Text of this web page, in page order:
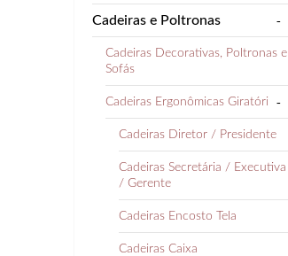
Cadeiras e Poltronas -
Cadeiras Decorativas, Poltronas e
Sofás
Cadeiras Ergonômicas Giratórias-
Cadeiras Diretor / Presidente
Cadeiras Secretária / Executiva
/ Gerente
Cadeiras Encosto Tela
Cadeiras Caixa